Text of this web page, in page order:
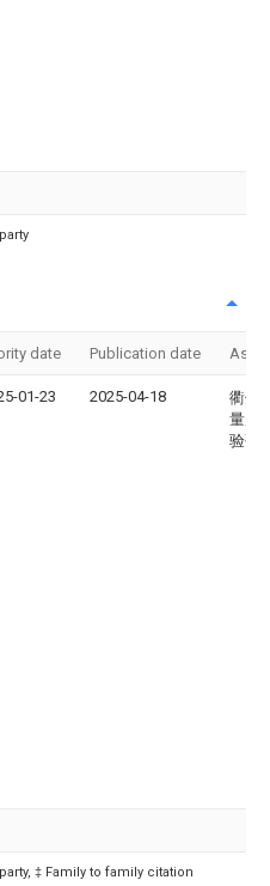
date Publication date
01-23 2025-04-18
衢州
量质
验研
‡ Family to family citation